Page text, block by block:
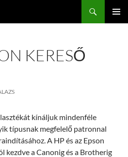
KERESŐ
kínáljuk mindenféle
típusnak megfelelő patronnal
A HP és az Epson
a Canonig és a Brotherig